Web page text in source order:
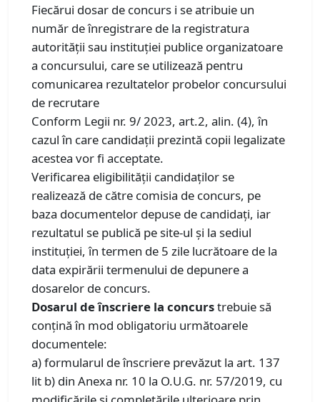
Fiecărui dosar de concurs i se atribuie un
număr de înregistrare de la registratura
autorității sau instituției publice organizatoare
a concursului, care se utilizează pentru
comunicarea rezultatelor probelor concursului
de recrutare
Conform Legii nr. 9/ 2023, art.2, alin. (4), în
cazul în care candidații prezintă copii legalizate
acestea vor fi acceptate.
Verificarea eligibilității candidaților se
realizează de către comisia de concurs, pe
baza documentelor depuse de candidați, iar
rezultatul se publică pe site-ul și la sediul
instituției, în termen de 5 zile lucrătoare de la
data expirării termenului de depunere a
dosarelor de concurs.
Dosarul de înscriere la concurstrebuie să
conţină în mod obligatoriu următoarele
documentele:
a) formularul de înscriere prevăzut la art. 137
lit b) din Anexa nr. 10 la O.U.G. nr. 57/2019, cu